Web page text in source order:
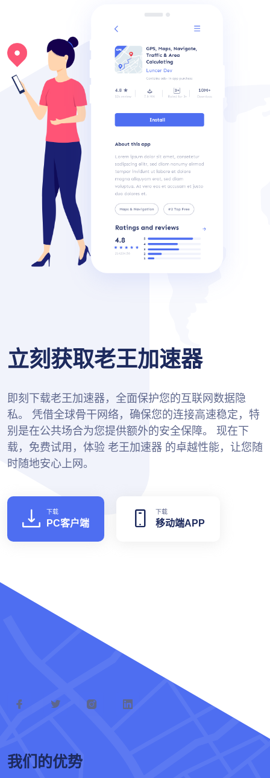
立刻获取老王加速器
即刻下载老王加速器，全面保护您的互联网数据隐
私。 凭借全球骨干网络，确保您的连接高速稳定，特
别是在公共场合为您提供额外的安全保障。 现在下
载，免费试用，体验 老王加速器 的卓越性能，让您随
时随地安心上网。
下载
PC客户端
下载
移动端APP
我们的优势